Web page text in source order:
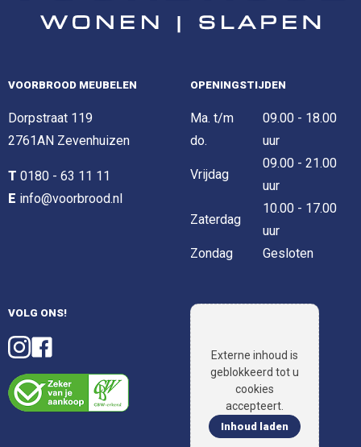
VOORBROOD MEUBELEN
Dorpstraat 119
2761AN Zevenhuizen
T 0180 - 63 11 11
E info@voorbrood.nl
OPENINGSTIJDEN
Ma. t/m
do.
09.00 - 18.00
uur
Vrijdag
09.00 - 21.00
uur
Zaterdag
10.00 - 17.00
uur
Zondag
Gesloten
VOLG ONS!
Externe inhoud is
geblokkeerd tot u
cookies
accepteert.
Inhoud laden